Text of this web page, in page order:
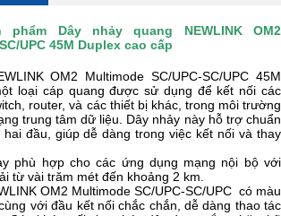
phẩm Dây nhảy quang NEWLINK OM2
UPC 45M Duplex cao cấp
OM2 Multimode SC/UPC-SC/UPC 45M
loại cáp quang được sử dụng để kết nối các
router, và các thiết bị khác, trong môi trường
trung tâm dữ liệu. Dây nhảy này hỗ trợ chuẩn
hai đầu, giúp dễ dàng trong việc kết nối và thay
phù hợp cho các ứng dụng mạng nội bộ với
từ vài trăm mét đến khoảng 2 km.
OM2 Multimode SC/UPC-SC/UPC có màu
với đầu kết nối chắc chắn, dễ dàng thao tác